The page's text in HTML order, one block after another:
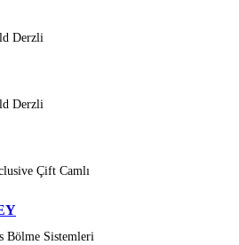
Derzli
Derzli
Çift Camlı
Bölme Sistemleri